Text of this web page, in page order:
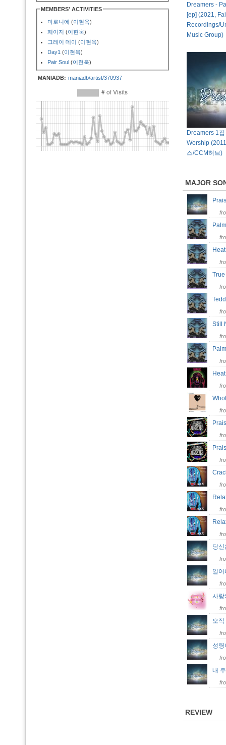
MEMBERS' ACTIVITIES
마로니에 (이현욱)
페이지 (이현욱)
그레이 데이 (이현욱)
Day1 (이현욱)
Pair Soul (이현욱)
MANIADB: maniadb/artist/370937
Dreamers -
[ep] (2021,
Recordings/
Music Group)
Dreamers 1
Worship
스/CCM허브)
MAJOR
Still
당
일
사
오
성
내
REVIEW